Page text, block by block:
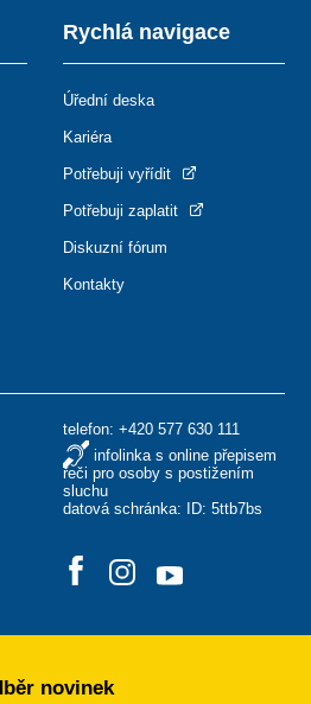
telefon: +420 577 630 111
infolinka s online přepisem
řeči pro osoby s postižením
sluchu
datová schránka: ID: 5ttb7bs
Rychlá navigace
Úřední deska
Kariéra
Potřebuji vyřídit
Potřebuji zaplatit
Diskuzní fórum
Kontakty
novinek